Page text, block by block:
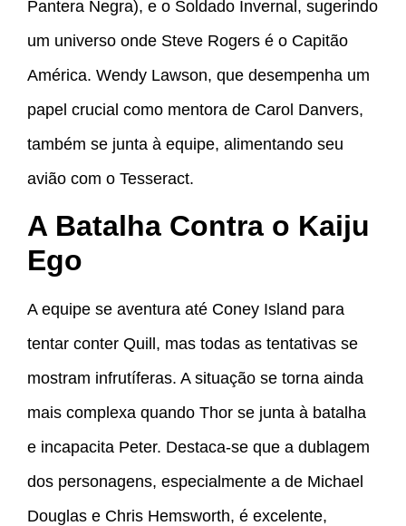
Pantera Negra), e o Soldado Invernal, sugerindo
um universo onde Steve Rogers é o Capitão
América. Wendy Lawson, que desempenha um
papel crucial como mentora de Carol Danvers,
também se junta à equipe, alimentando seu
avião com o Tesseract.
A Batalha Contra o Kaiju
Ego
A equipe se aventura até Coney Island para
tentar conter Quill, mas todas as tentativas se
mostram infrutíferas. A situação se torna ainda
mais complexa quando Thor se junta à batalha
e incapacita Peter. Destaca-se que a dublagem
dos personagens, especialmente a de Michael
Douglas e Chris Hemsworth, é excelente,